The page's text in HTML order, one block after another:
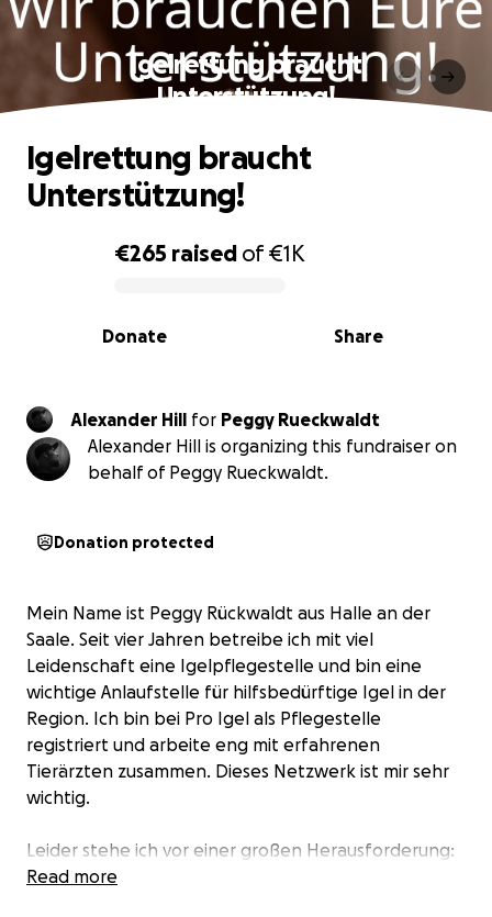
Igelrettung braucht
Unterstützung!
0% complete
€265 raised of€1K
Share
Donate
Igelrettung braucht
Unterstützung!
Alexander Hill for Peggy Rueckwaldt
Alexander Hill is organizing this fundraiser on
behalf of Peggy Rueckwaldt.
Donation protected
Mein Name ist Peggy Rückwaldt aus Halle an der
Saale. Seit vier Jahren betreibe ich mit viel
Leidenschaft eine Igelpflegestelle und bin eine
wichtige Anlaufstelle für hilfsbedürftige Igel in der
Region. Ich bin bei Pro Igel als Pflegestelle
registriert und arbeite eng mit erfahrenen
Tierärzten zusammen. Dieses Netzwerk ist mir sehr
wichtig.
Leider stehe ich vor einer großen Herausforderung:
Derzeit versorge ich 14 Igel. Die Kosten für ihre
Read more